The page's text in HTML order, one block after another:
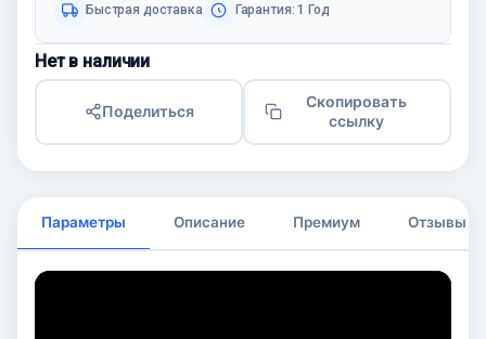
Быстрая доставка Гарантия: 1 Год
Нет в наличии
Поделиться
Скопировать
ссылку
Параметры Описание Премиум Отзывы